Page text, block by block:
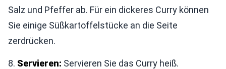
Salz und Pfeffer ab. Für ein dickeres Curry können
Sie einige Süßkartoffelstücke an die Seite
zerdrücken.
8. Servieren: Servieren Sie das Curry heiß.